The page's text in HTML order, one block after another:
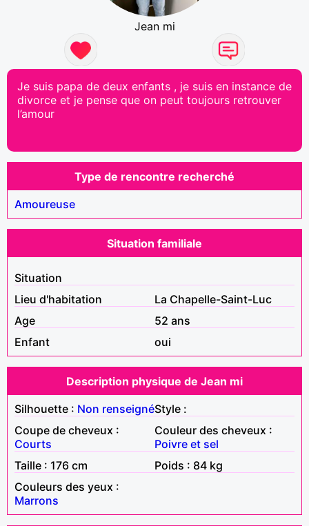
Jean mi
Je suis papa de deux enfants , je suis en instance de
divorce et je pense que on peut toujours retrouver
l’amour
Type de rencontre recherché
Amoureuse
Situation familiale
Situation
Lieu d'habitation
La Chapelle-Saint-Luc
Age
52 ans
Enfant
oui
Description physique de Jean mi
Silhouette : Non renseignéStyle :
Coupe de cheveux :
Courts
Couleur des cheveux :
Poivre et sel
Taille : 176 cm
Poids : 84 kg
Couleurs des yeux :
Marrons